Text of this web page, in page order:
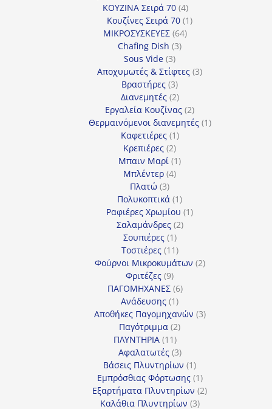
ΚΟΥΖΙΝΑ Σειρά 70 44
προϊόντα
Κουζίνες Σειρά 70 11
ΜΙΚΡΟΣΥΣΚΕΥΕΣ 6464
Chafing Dish 33
Sous Vide 33
προϊόντα
Αποχυμωτές & Στίφτες 33
Βραστήρες 33
προϊόντα
Διανεμητές 22
προϊόντα
Εργαλεία Κουζίνας 22
προϊόντα
Θερμαινόμενοι διανεμητές 11
Καφετιέρες 11
προϊόν
Κρεπιέρες 22
προϊόντα
Μπαιν Μαρί 11
Μπλέντερ 44
Πλατώ 33
προϊόντα
Πολυκοπτικά 11
προϊόν
Ραφιέρες Χρωμίου 11
Σαλαμάνδρες 22
Σουπιέρες 11
προϊόν
Τοστιέρες 1111
προϊόντα
Φούρνοι Μικροκυμάτων 22
Φριτέζες 99
προϊόντα
ΠΑΓΟΜΗΧΑΝΕΣ 66
Ανάδευσης 11
προϊόν
Αποθήκες Παγομηχανών 33
Παγότριμμα 22
ΠΛΥΝΤΗΡΙΑ 1111
προϊόντα
Αφαλατωτές 33
προϊόντα
Βάσεις Πλυντηρίων 11
προϊόν
Εμπρόσθιας Φόρτωσης 11
προϊόν
Εξαρτήματα Πλυντηρίων 22
Καλάθια Πλυντηρίων 33